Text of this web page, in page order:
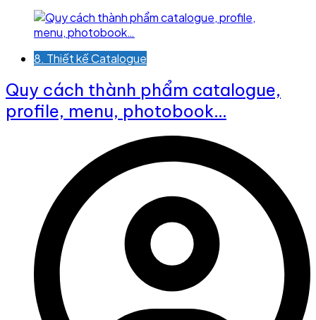
8. Thiết kế Catalogue
Quy cách thành phẩm catalogue,
profile, menu, photobook…